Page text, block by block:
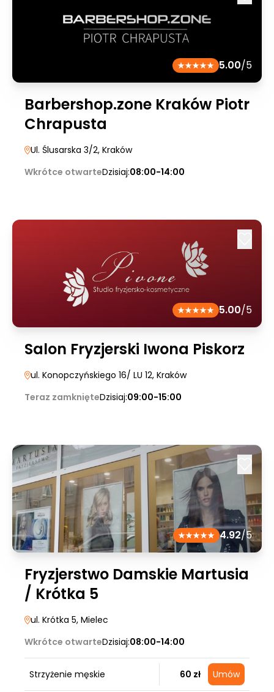
5.00/5
Barbershop.zone Kraków Piotr
Chrapusta
Ul. Ślusarska 3/2, Kraków
Wkrótce otwarteDzisiaj:08:00-14:00
5.00/5
Salon Fryzjerski Iwona Piskorz
ul. Konopczyńskiego 16/ LU 12, Kraków
Teraz zamknięteDzisiaj:09:00-15:00
4.92/5
Fryzjerstwo Damskie Martusia
/ Krótka 5
ul. Krótka 5, Mielec
Wkrótce otwarteDzisiaj:08:00-14:00
Strzyżenie męskie 60 zł Umów